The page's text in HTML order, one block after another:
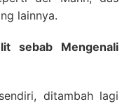
lainnya.
sebab Mengenali
ditambah lagi